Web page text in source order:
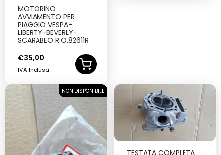
MOTORINO
AVVIAMENTO PER
PIAGGIO VESPA-
LIBERTY-BEVERLY-
SCARABEO R.O.82611R
€35,00
IVA Inclusa
SOLD OUT
NON DISPONIBILE
TESTATA COMPLETA